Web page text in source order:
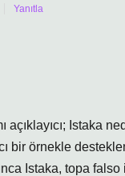
Yanıtla
açıklayıcı; Istaka
bir örnekle
Istaka, topa falso